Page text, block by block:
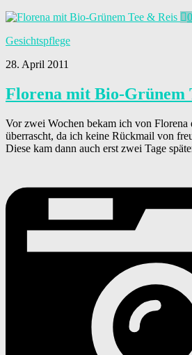
0
Gesichtspflege
28. April 2011
Florena mit Bio-Grünem
Vor zwei Wochen bekam ich von
überrascht, da ich keine Rückmail von
Diese kam dann auch erst zwei Tage